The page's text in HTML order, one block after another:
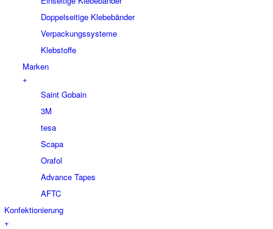
Doppelseitige Klebebänder
Verpackungssysteme
Klebstoffe
Marken
+
Saint Gobain
3M
tesa
Scapa
Orafol
Advance Tapes
AFTC
Konfektionierung
+